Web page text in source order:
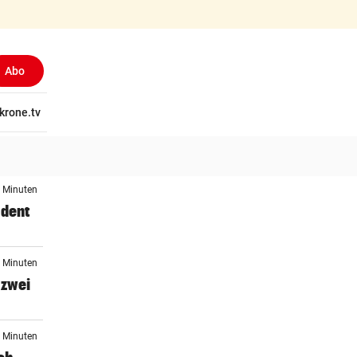
Abo
krone.tv
Minuten
Minuten
Minuten